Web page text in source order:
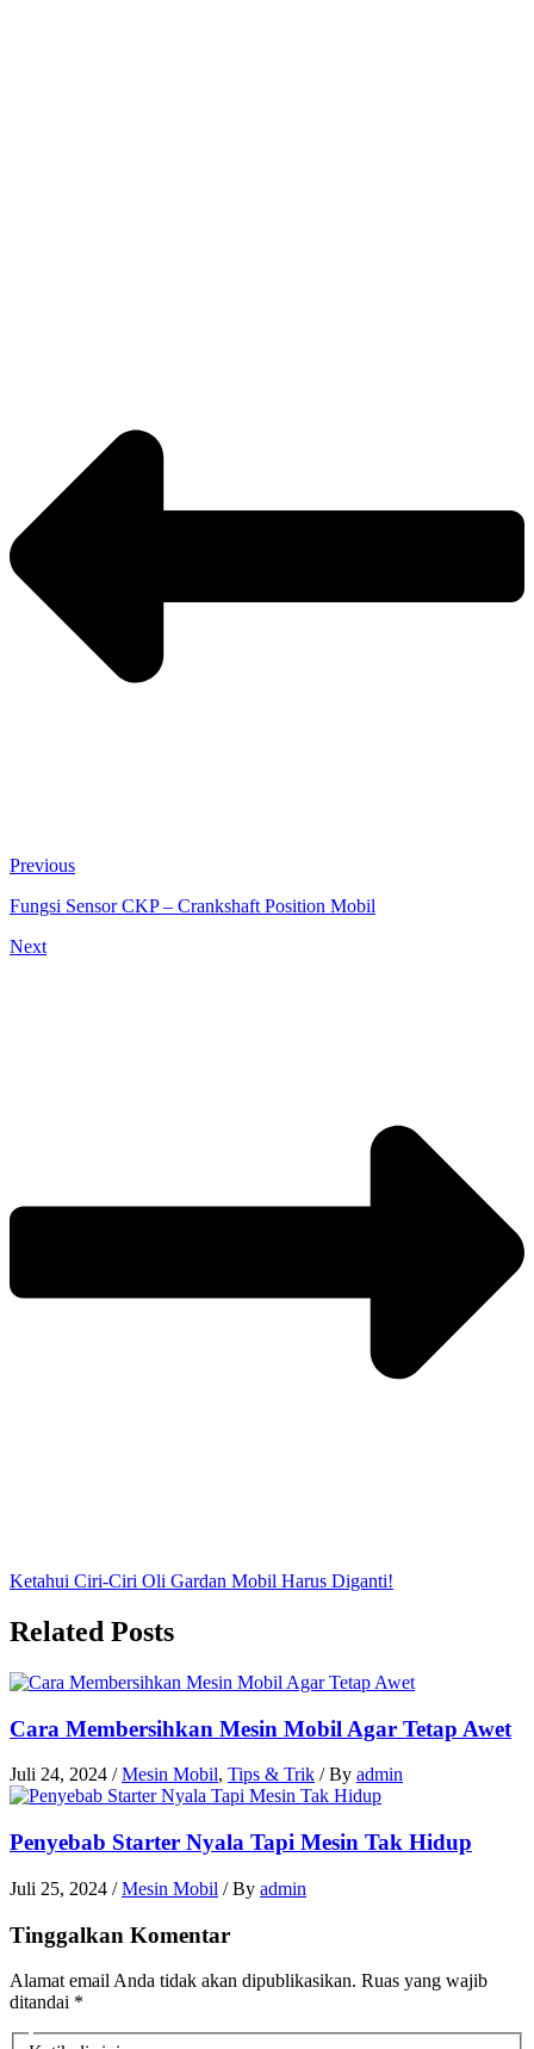
Previous
Fungsi Sensor CKP – Crankshaft Position Mobil
Next
Ketahui Ciri-Ciri Oli Gardan Mobil Harus Diganti!
Related Posts
Cara Membersihkan Mesin Mobil Agar Tetap Awet
Juli 24, 2024 /Mesin Mobil, Tips & Trik / By admin
Penyebab Starter Nyala Tapi Mesin Tak Hidup
Juli 25, 2024 /Mesin Mobil / By admin
Tinggalkan Komentar
Alamat email Anda tidak akan dipublikasikan. Ruas yang wajib
ditandai *